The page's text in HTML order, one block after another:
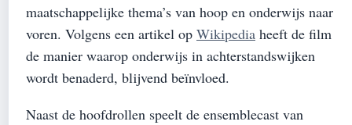
maatschappelijke thema’s van hoop en onderwijs naar
voren. Volgens een artikel op Wikipedia heeft de film
de manier waarop onderwijs in achterstandswijken
wordt benaderd, blijvend beïnvloed.
Naast de hoofdrollen speelt de ensemblecast van